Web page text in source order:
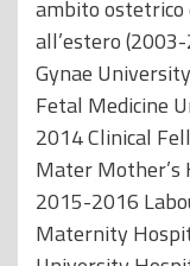
ambito
all’estero
Gynae
Fetal Medicine
2014 Clinical
Mater Mother’s
2015-2016
Maternity